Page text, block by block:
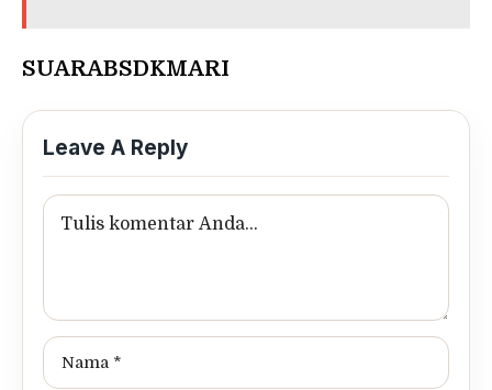
SUARABSDKMARI
Leave A Reply